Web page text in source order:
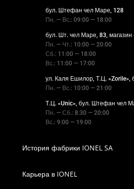
бул. Штефан чел Маре, 128
Пн. — Вс.: 09:00 — 18:00
бул. Шт. чел Маре, 83,
Пн. — Чт.: 10:00 — 20:00
Сб.: 11:00 — 18:00
Вс.: 11:00 — 17:00
ул. Каля Ешилор, Т.Ц. «Zorile»,
Пн. — Вс.: 10:00 — 21:00
Т.Ц. «Unic», бул. Штефан чел
Пн. — Сб.: 8:30 — 20:00
Вс.: 9:00 — 19:00
История фабрики IONEL SA
Карьера в IONEL